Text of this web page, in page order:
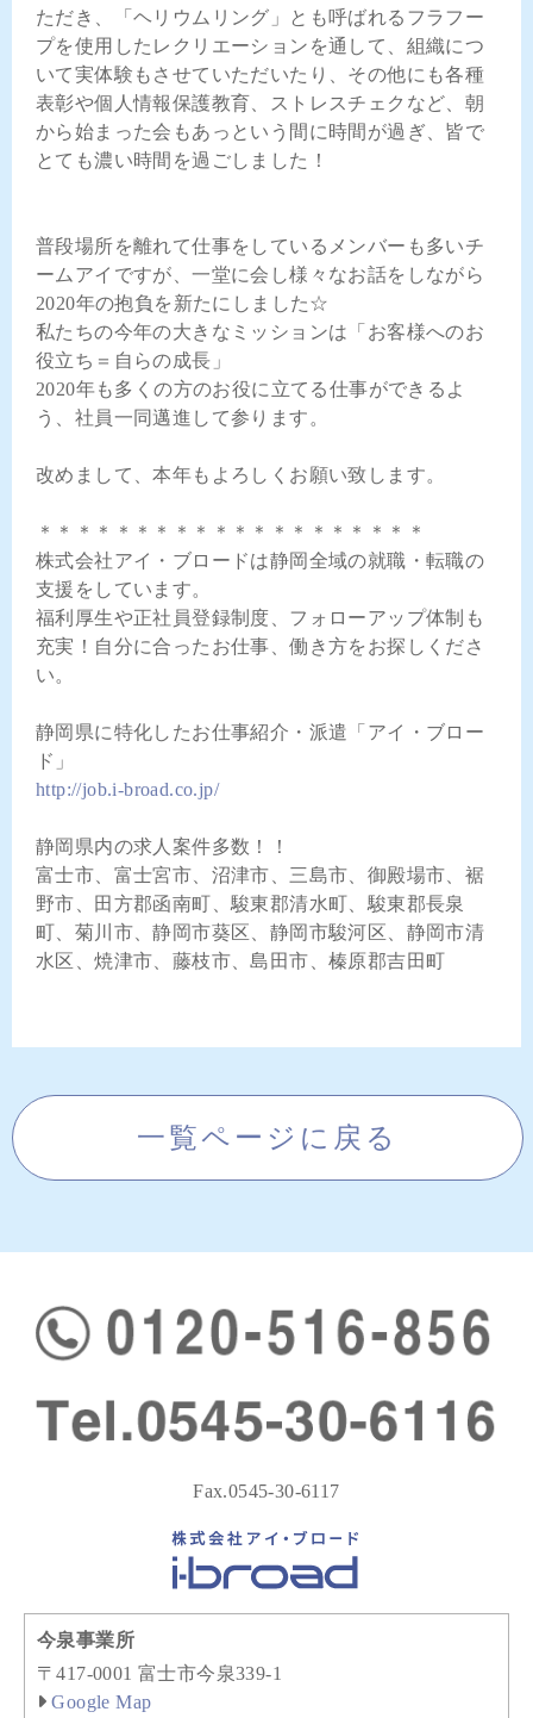
ただき、「ヘリウムリング」とも呼ばれるフラフー
プを使用したレクリエーションを通して、組織につ
いて実体験もさせていただいたり、その他にも各種
表彰や個人情報保護教育、ストレスチェクなど、朝
から始まった会もあっという間に時間が過ぎ、皆で
とても濃い時間を過ごしました！
普段場所を離れて仕事をしているメンバーも多いチ
ームアイですが、一堂に会し様々なお話をしながら
2020年の抱負を新たにしました☆
私たちの今年の大きなミッションは「お客様へのお
役立ち＝自らの成長」
2020年も多くの方のお役に立てる仕事ができるよ
う、社員一同邁進して参ります。
改めまして、本年もよろしくお願い致します。
＊＊＊＊＊＊＊＊＊＊＊＊＊＊＊＊＊＊＊＊
株式会社アイ・ブロードは静岡全域の就職・転職の
支援をしています。
福利厚生や正社員登録制度、フォローアップ体制も
充実！自分に合ったお仕事、働き方をお探しくださ
い。
静岡県に特化したお仕事紹介・派遣「アイ・ブロー
ド」
http://job.i-broad.co.jp/
静岡県内の求人案件多数！！
富士市、富士宮市、沼津市、三島市、御殿場市、裾
野市、田方郡函南町、駿東郡清水町、駿東郡長泉
町、菊川市、静岡市葵区、静岡市駿河区、静岡市清
水区、焼津市、藤枝市、島田市、榛原郡吉田町
一覧ページに戻る
Fax.0545-30-6117
今泉事業所
〒417-0001 富士市今泉339-1
Google Map